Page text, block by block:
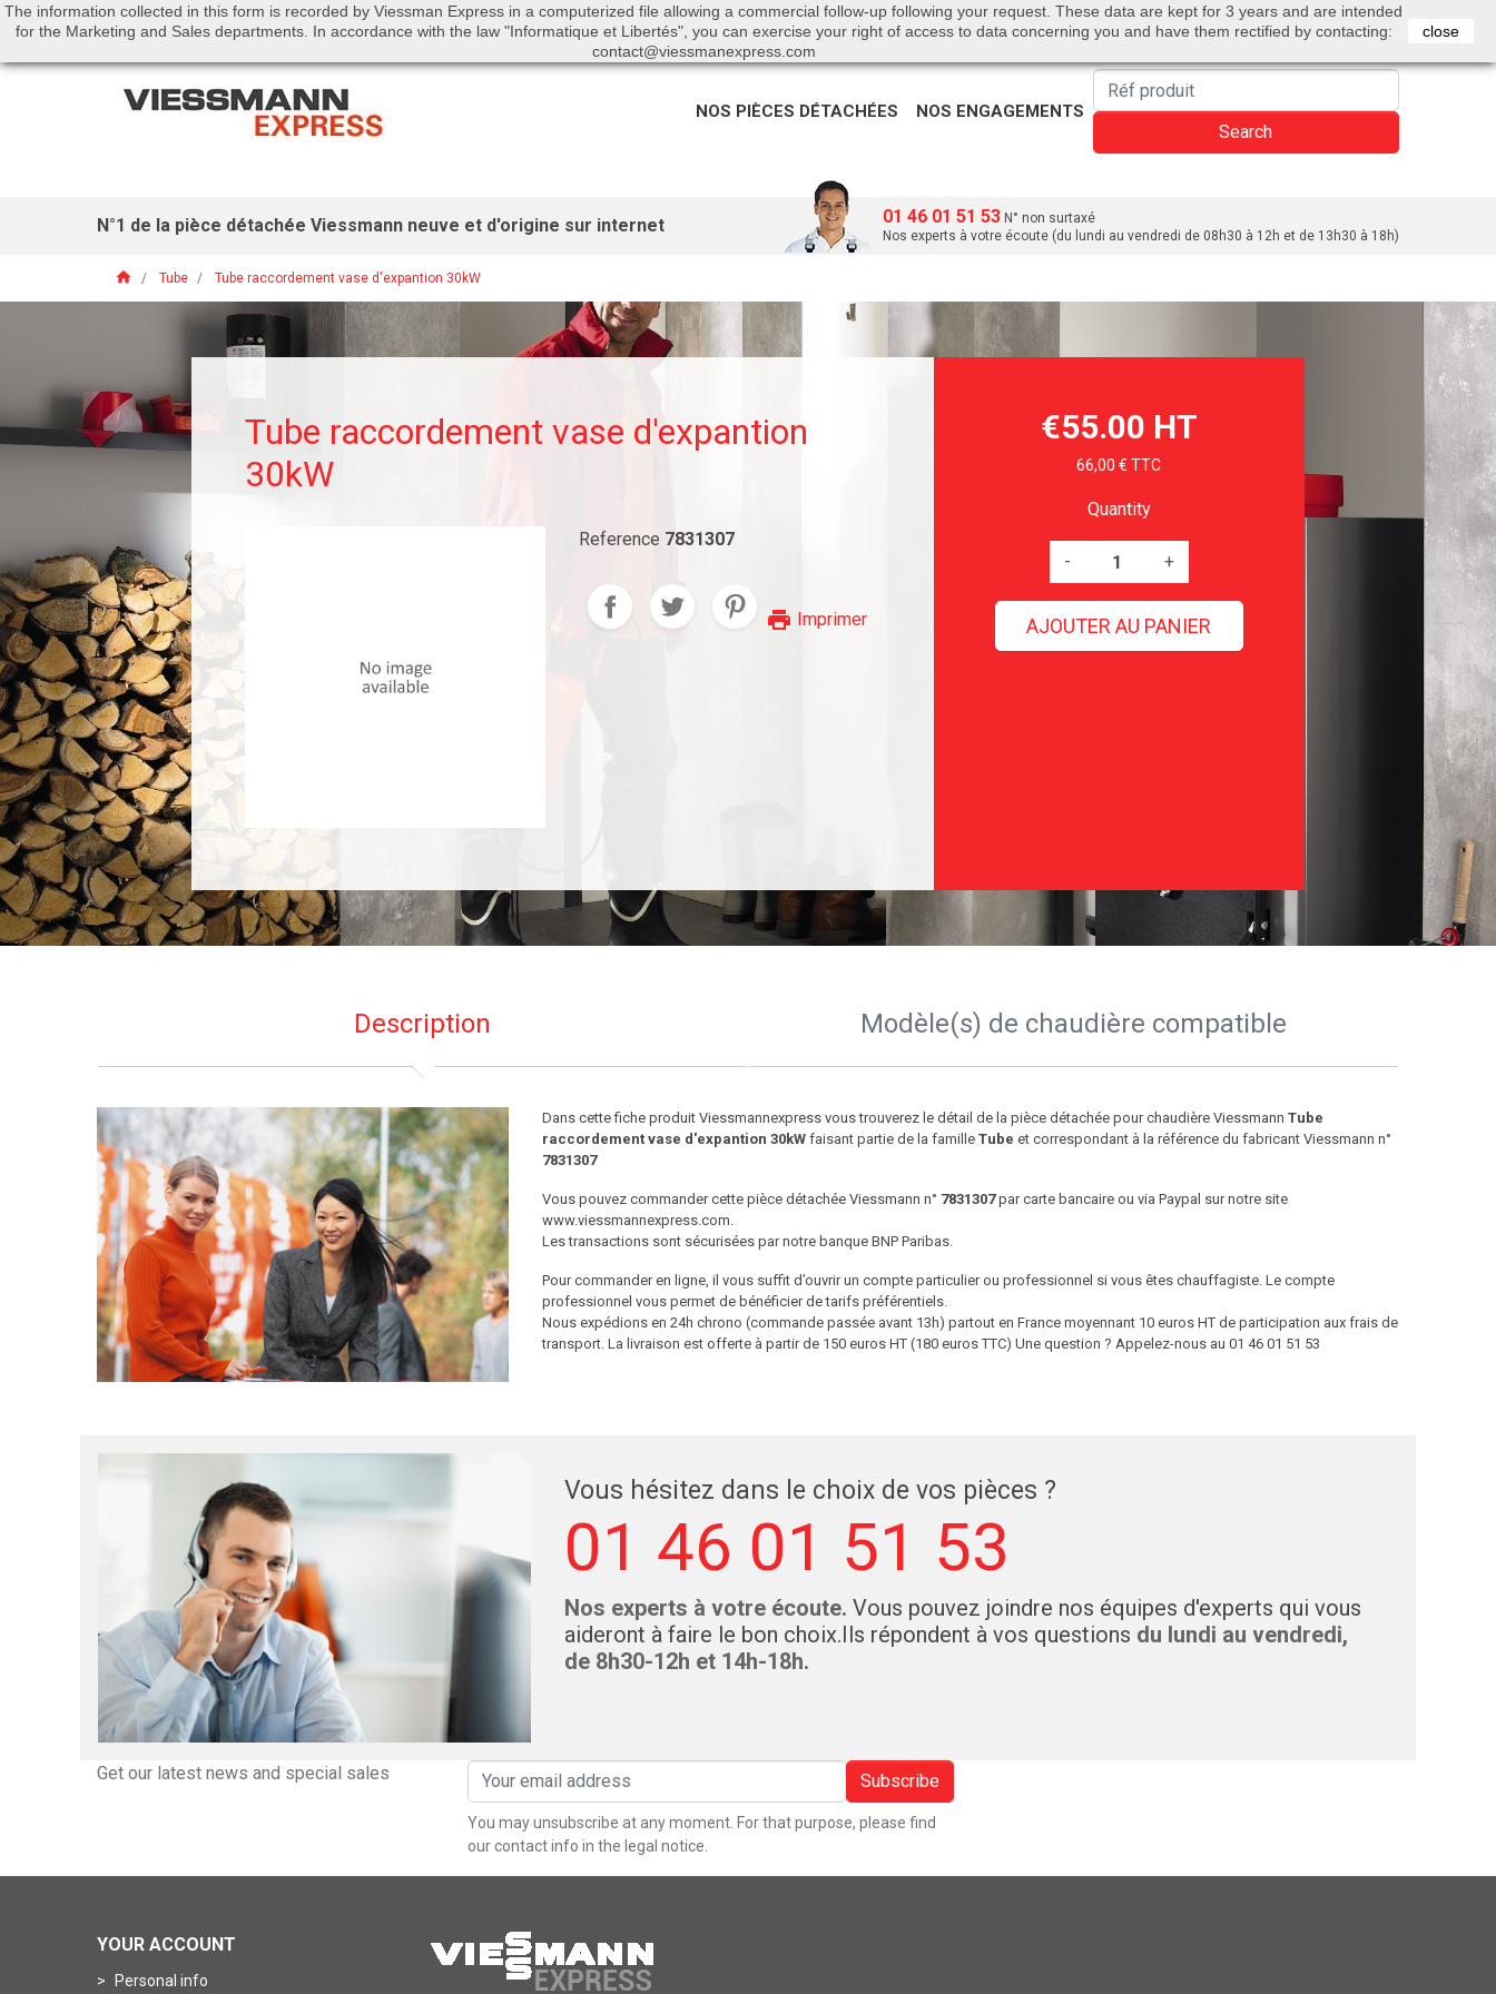
Call us:01 46 01 51 53 English Bienvenue Sign in 0 Cart
NOS PIÈCES DÉTACHÉES NOS ENGAGEMENTS
Search
N°1 de la pièce détachée Viessmann neuve et d'origine sur internet 01 46 01 51 53 N° non surtaxé
Nos experts à votre écoute (du lundi au vendredi de 08h30 à 12h et de 13h30 à 18h)
home Tube Tube raccordement vase d'expantion 30kW
Tube raccordement vase d'expantion
30kW
Reference 7831307
print Imprimer
€55.00 HT
66,00 € TTC
Quantity
- +
AJOUTER AU PANIER
Description Modèle(s) de chaudière compatible
Dans cette fiche produit Viessmannexpress vous trouverez le détail de la pièce détachée pour chaudière Viessmann Tube
raccordement vase d'expantion 30kWfaisant partie de la famille Tube et correspondant à la référence du fabricant Viessmann n°
7831307
Vous pouvez commander cette pièce détachée Viessmann n° 7831307par carte bancaire ou via Paypal sur notre site
www.viessmannexpress.com.
Les transactions sont sécurisées par notre banque BNP Paribas.
Pour commander en ligne, il vous suffit d’ouvrir un compte particulier ou professionnel si vous êtes chauffagiste. Le compte
professionnel vous permet de bénéficier de tarifs préférentiels.
Nous expédions en 24h chrono (commande passée avant 13h) partout en France moyennant 10 euros HT de participation aux frais de
transport. La livraison est offerte à partir de 150 euros HT (180 euros TTC) Une question ? Appelez-nous au 01 46 01 51 53
Vous hésitez dans le choix de vos pièces ?
01 46 01 51 53
Nos experts à votre écoute. Vous pouvez joindre nos équipes d'experts qui vous
aideront à faire le bon choix.Ils répondent à vos questions du lundi au vendredi,
de 8h30-12h et 14h-18h.
Get our latest news and special sales Subscribe
You may unsubscribe at any moment. For that purpose, please find
our contact info in the legal notice.
YOUR ACCOUNT
Personal info
The information collected in this form is recorded by Viessman Express in a computerized file allowing a commercial follow-up following your request. These data are kept for 3 years and are intended
for the Marketing and Sales departments. In accordance with the law "Informatique et Libertés", you can exercise your right of access to data concerning you and have them rectified by contacting:
contact@viessmanexpress.com
close